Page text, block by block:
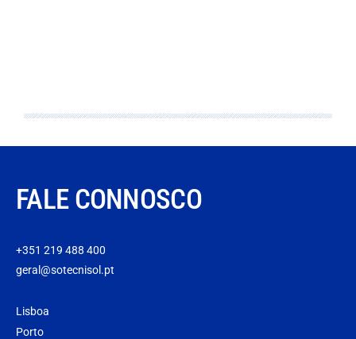
FALE CONNOSCO
+351 219 488 400
geral@sotecnisol.pt
Lisboa
Porto